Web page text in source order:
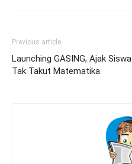
Previous article
Launching GASING, Ajak Siswa
Tak Takut Matematika